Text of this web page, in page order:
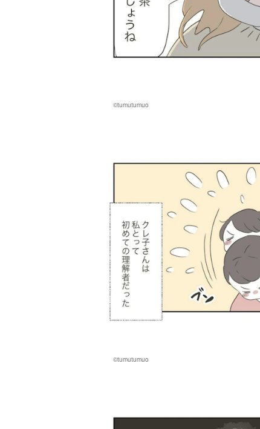
©tumutumuo
©tumutumuo